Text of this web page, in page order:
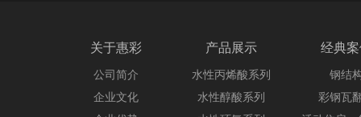
关于惠彩
公司简介
企业文化
产品展示
水性丙烯酸系列
水性醇酸系列
经典
钢结
彩钢瓦